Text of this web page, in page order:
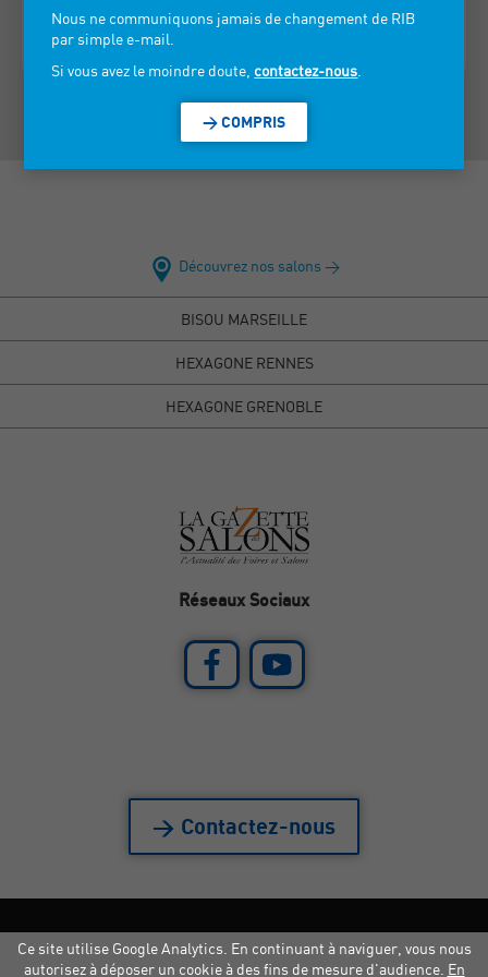
Ce site utilise Google Analytics. En continuant à naviguer, vous nous
autorisez à déposer un cookie à des fins de mesure d'audience. En
> VOIR LES INFORMATIONS DE CONTACT
Découvrez nos salons >
BISOU MARSEILLE
HEXAGONE RENNES
HEXAGONE GRENOBLE
Réseaux Sociaux
> Contactez-nous
Mentions légales|Crédits|Copyright
Nous ne communiquons jamais de changement de RIB
par simple e-mail.
Si vous avez le moindre doute, contactez-nous
> COMPRIS